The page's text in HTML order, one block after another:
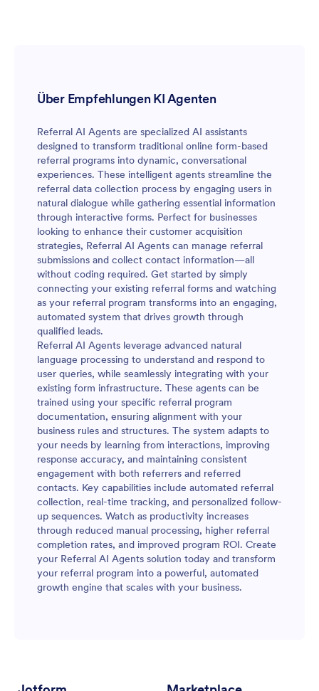
Über Empfehlungen KI Agenten
Referral AI Agents are specialized AI assistants
designed to transform traditional online form-based
referral programs into dynamic, conversational
experiences. These intelligent agents streamline the
referral data collection process by engaging users in
natural dialogue while gathering essential information
through interactive forms. Perfect for businesses
looking to enhance their customer acquisition
strategies, Referral AI Agents can manage referral
submissions and collect contact information—all
without coding required. Get started by simply
connecting your existing referral forms and watching
as your referral program transforms into an engaging,
automated system that drives growth through
qualified leads.
Referral AI Agents leverage advanced natural
language processing to understand and respond to
user queries, while seamlessly integrating with your
existing form infrastructure. These agents can be
trained using your specific referral program
documentation, ensuring alignment with your
business rules and structures. The system adapts to
your needs by learning from interactions, improving
response accuracy, and maintaining consistent
engagement with both referrers and referred
contacts. Key capabilities include automated referral
collection, real-time tracking, and personalized follow-
up sequences. Watch as productivity increases
through reduced manual processing, higher referral
completion rates, and improved program ROI. Create
your Referral AI Agents solution today and transform
your referral program into a powerful, automated
growth engine that scales with your business.